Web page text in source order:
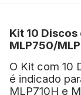
Kit 10 Discos
MLP750/
O Kit com 10
é indicado
MLP710H e